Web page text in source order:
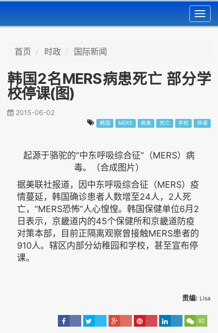
首页 时政 国际新闻
韩国2名MERS病患死亡 部分学
校停课(图)
2015-06-02
韩国 MERS 病患 死亡 学校 停课
起源于骆驼的“中东呼吸综合征”（MERS）病
毒。（合成图片）
据美联社报道，因中东呼吸综合征（MERS）疫
情蔓延，韩国确诊患者人数增至24人，2人死
亡，“MERS恐怖”人心惶惶。韩国保健单位6月2
日表示，京畿道内的45个保健所和京畿道防疫
对策本部，目前正隔离观察曾接触MERS患者的
910人。辖区内部分幼稚园和学校，甚至宣布停
课。
责编: Lisa
92